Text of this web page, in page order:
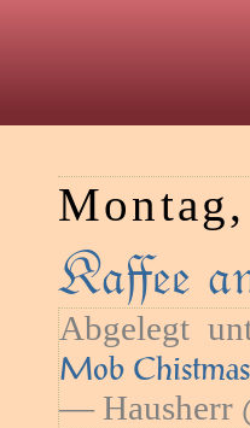
Kaﬀee
Abgelegt
Mob
— Hausherr